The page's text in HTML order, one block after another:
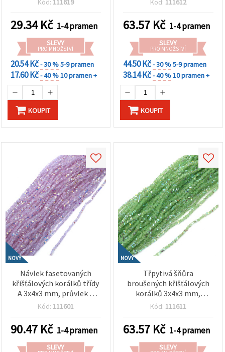
výrazným leskem ~190 ks
Kód: 111619
29.34Kč 1-4 pramen
SLEVY
PRO MNOŽSTVÍ
20.54 Kč- 30 %5-9 pramen
17.60 Kč- 40 %10 pramen +
KOUPIT
třpytivým AB efektem
~130 ks
Kód: 111612
63.57 Kč 1-4 pramen
SLEVY
PRO MNOŽSTVÍ
44.50 Kč- 30 %5-9 pramen
38.14 Kč- 40 %10 pramen +
KOUPIT
NOVÝ
Návlek fasetovaných
křišťálových korálků třídy
A 3x4x3 mm, průvlek 1
mm – brilantní
s třpytivým AB efektem
(Aurora Borealis), cca 130
ks
Kód: 111601
90.47 Kč 1-4 pramen
SLEVY
NOVÝ
Třpytivá šňůra
broušených křišťálových
korálků 3x4x3 mm,
průvlek 1 mm – svěže
zelená s duhovým AB
efektem ~130 ks
Kód: 111611
63.57 Kč 1-4 pramen
SLEVY